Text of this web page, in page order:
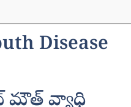
Disease
మౌత్ వ్యాధి